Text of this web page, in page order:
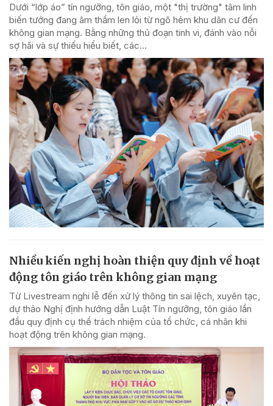
Dưới “lớp áo” tín ngưỡng, tôn giáo, một "thị trường" tâm linh
biến tướng đang âm thầm len lỏi từ ngõ hẻm khu dân cư đến
không gian mạng. Bằng những thủ đoạn tinh vi, đánh vào nỗi
sợ hãi và sự thiếu hiểu biết, các...
Nhiều kiến nghị hoàn thiện quy định về hoạt
động tôn giáo trên không gian mạng
Từ Livestream nghi lễ đến xử lý thông tin sai lệch, xuyên tạc,
dự thảo Nghị định hướng dẫn Luật Tín ngưỡng, tôn giáo lần
đầu quy định cụ thể trách nhiệm của tổ chức, cá nhân khi
hoạt động trên không gian mạng.